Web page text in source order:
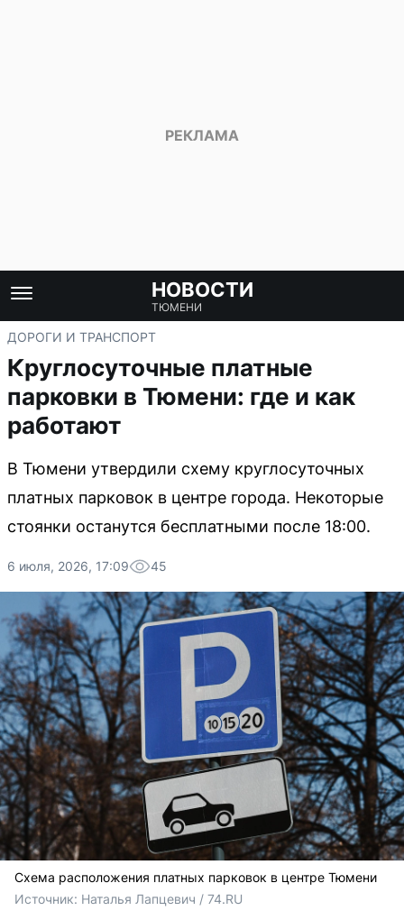
НОВОСТИ
ТЮМЕНИ
ДОРОГИ И ТРАНСПОРТ
Круглосуточные платные
парковки в Тюмени: где и как
работают
В Тюмени утвердили схему круглосуточных
платных парковок в центре города. Некоторые
стоянки останутся бесплатными после 18:00.
6 июля, 2026, 17:09 45
Схема расположения платных парковок в центре Тюмени
Источник: Наталья Лапцевич / 74.RU